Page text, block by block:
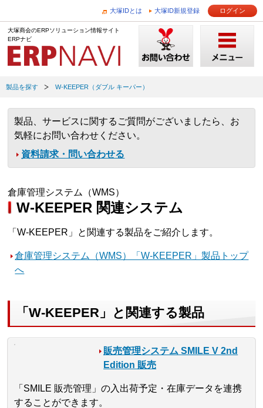
大塚IDとは 大塚ID新規登録 ログイン
大塚商会のERPソリューション情報サイト
ERPナビ
製品を探す W-KEEPER（ダブル キーパー）
製品、サービスに関するご質問がございましたら、お
気軽にお問い合わせください。
資料請求・問い合わせる
倉庫管理システム（WMS）
W-KEEPER 関連システム
「W-KEEPER」と関連する製品をご紹介します。
倉庫管理システム（WMS）「W-KEEPER」製品トップ
へ
「W-KEEPER」と関連する製品
販売管理システム SMILE V 2nd
Edition 販売
「SMILE 販売管理」の入出荷予定・在庫データを連携
することができます。